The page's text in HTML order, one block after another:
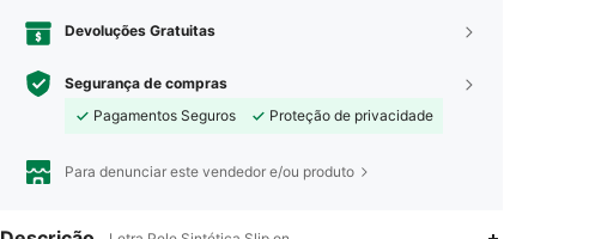
Devoluções Gratuitas
Segurança de compras
Pagamentos Seguros
Proteção de privacidade
Para denunciar este vendedor e/ou produto